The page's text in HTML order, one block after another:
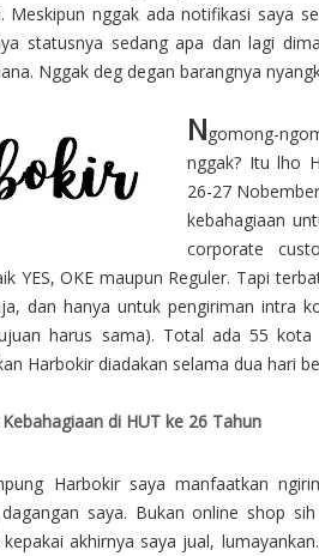
Meskipun nggak ada notifikasi saya
statusnya sedang apa dan lagi
Nggak deg degan barangnya
Ngomong-
nggak? Itu lho
26-27
kebahagiaan
corporate
YES, OKE maupun Reguler. Tapi
dan hanya untuk pengiriman intra
harus sama). Total ada 55
Harbokir diadakan selama dua hari
Kebahagiaan di HUT ke 26 Tahun
Harbokir saya manfaatkan
saya. Bukan online shop
akhirnya saya jual,